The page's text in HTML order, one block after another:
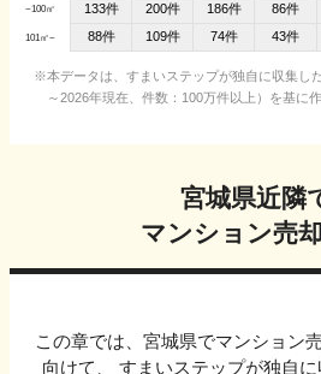
~100㎡
101㎡~
133件
200件 186件 86件
88件
109件 74件 43件
本データは、すまいステップが独自に収集し
～2026年現在、件数：100万件以上）を基に
宮城県近隣
マンション売
この章では、 宮城県でマンション
向けて、 すまいステップが独自